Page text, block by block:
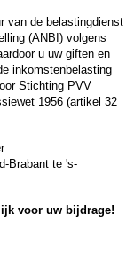
van de belastingdienst
(ANBI) volgens
u uw giften en
inkomstenbelasting
Stichting PVV
1956 (artikel 32
Brabant te 's-
voor uw bijdrage!